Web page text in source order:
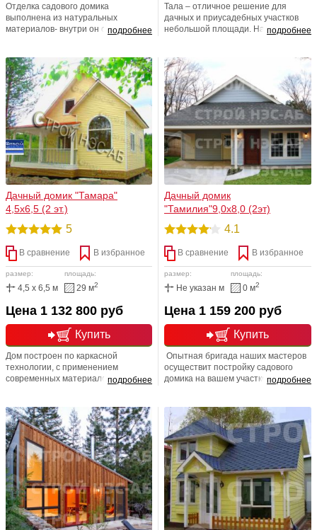
подробнее
Отделка садового домика
выполнена из натуральных
материалов- внутри он отделан
подробнее
Тала – отличное решение для
дачных и приусадебных участков
небольшой площади. На
постройки. Двухэтажный дом
позволяет получить две
просторные комнаты и веранду.
При этом он занимает совсем
немного места на участке
Дачный домик "Тамара"
4,5х6,5 (2 эт.)
5
В сравнение В избранное
размер:
4,5 x 6,5 м
площадь:
29 м2
Купить
Цена 1 132 800 руб
подробнее
Дом построен по каркасной
технологии, с применением
современных материалов. Простой,
Дачный домик
"Тамилия"9,0х8,0 (2эт)
4.1
В сравнение В избранное
размер:
Не указан м
площадь:
0 м2
Купить
Цена 1 159 200 руб
подробнее
Опытная бригада наших мастеров
осуществит постройку садового
домика на вашем участке в
рекомендуем связаться с нашими
менеджерами для уточнения
возможностей расширения заказа
для повышения уровня комфорта.
Мы учтем все ваши пожелания! Мы
счастливы быть рядом!